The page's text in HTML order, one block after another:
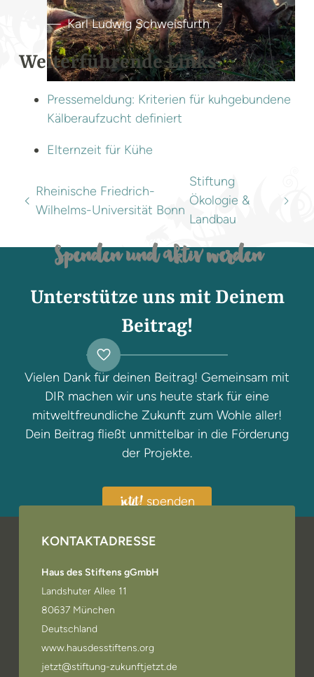
Karl Ludwig Schweisfurth
Weiterführende Links
Pressemeldung: Kriterien für kuhgebundene
Kälberaufzucht definiert
Elternzeit für Kühe
Rheinische Friedrich-
Wilhelms-Universität Bonn
Stiftung
Ökologie &
Landbau
Spenden und aktiv werden
Unterstütze uns mit Deinem
Beitrag!
Vielen Dank für deinen Beitrag! Gemeinsam mit
DIR machen wir uns heute stark für eine
mitweltfreundliche Zukunft zum Wohle aller!
Dein Beitrag fließt unmittelbar in die Förderung
der Projekte.
jetzt! spenden
KONTAKTADRESSE
Haus des Stiftens gGmbH
Landshuter Allee 11
80637 München
Deutschland
www.hausdesstiftens.org
jetzt@stiftung-zukunftjetzt.de